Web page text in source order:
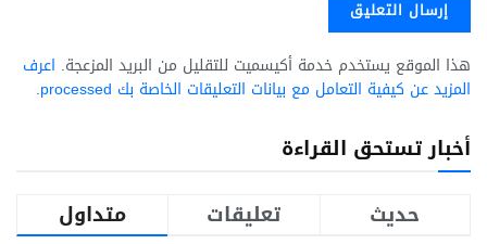
هذا الموقع يستخدم خدمة أكيسميت للتقليل من البريد المزعجة. اعرف
المزيد عن كيفية التعامل مع بيانات التعليقات الخاصة بك processed
.
أخبار تستحق القراءة
متداول
تعليقات حديث